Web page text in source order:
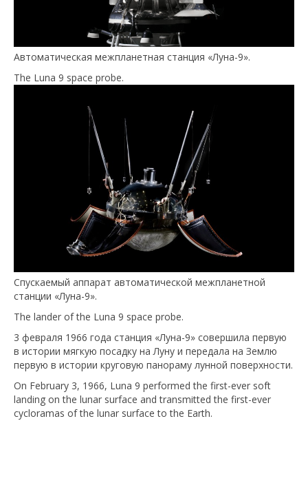
Автоматическая межпланетная станция «Луна-9».
The Luna 9 space probe.
Спускаемый аппарат автоматической межпланетной
станции «Луна-9».
The lander of the Luna 9 space probe.
3 февраля 1966 года станция «Луна-9» совершила первую
в истории мягкую посадку на Луну и передала на Землю
первую в истории круговую панораму лунной поверхности.
On February 3, 1966, Luna 9 performed the first-ever soft
landing on the lunar surface and transmitted the first-ever
cycloramas of the lunar surface to the Earth.